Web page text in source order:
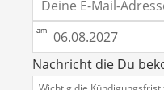
Nachricht die Du